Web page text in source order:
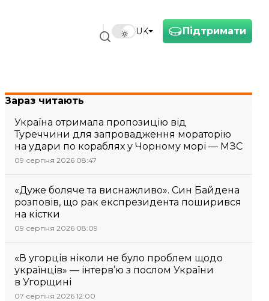
Підтримати
UK
Зараз читають
Україна отримала пропозицію від
Туреччини для запровадження мораторію
на удари по кораблях у Чорному морі — МЗС
09 серпня 2026 08:47
«Дуже боляче та виснажливо». Син Байдена
розповів, що рак експрезидента поширився
на кістки
09 серпня 2026 08:09
«В угорців ніколи не було проблем щодо
українців» — інтерв’ю з послом України
в Угорщині
07 серпня 2026 12:00